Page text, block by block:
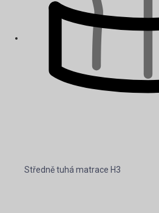
Středně tuhá matrace H3